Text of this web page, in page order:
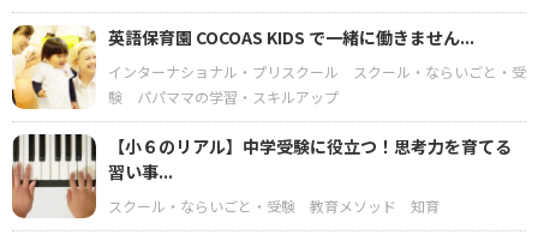
英語保育園 COCOAS KIDS で一緒に働きません...
インターナショナル・プリスクール
スクール・ならいごと・受
験
パパママの学習・スキルアップ
【小６のリアル】中学受験に役立つ！思考力を育てる
習い事...
スクール・ならいごと・受験 教育メソッド 知育